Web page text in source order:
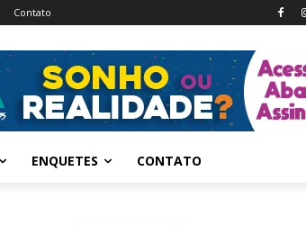
Contato
ENQUETES CONTATO